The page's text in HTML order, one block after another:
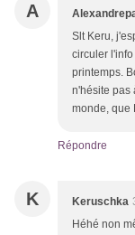
A
Slt Keru,
circuler
printemps.
n'hésite pas
monde, que
Répondre
K Keruschka
Héhé non